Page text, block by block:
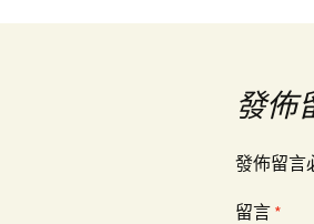
發佈
發佈留言
留言 *